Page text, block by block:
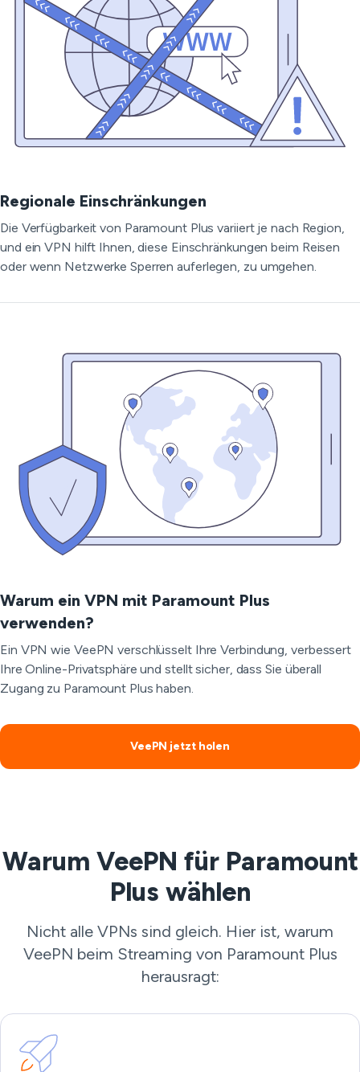
Regionale Einschränkungen
Die Verfügbarkeit von Paramount Plus variiert je nach Region,
und ein VPN hilft Ihnen, diese Einschränkungen beim Reisen
oder wenn Netzwerke Sperren auferlegen, zu umgehen.
Warum ein VPN mit Paramount Plus
verwenden?
Ein VPN wie VeePN verschlüsselt Ihre Verbindung, verbessert
Ihre Online-Privatsphäre und stellt sicher, dass Sie überall
Zugang zu Paramount Plus haben.
VeePN jetzt holen
Warum VeePN für Paramount
Plus wählen
Nicht alle VPNs sind gleich. Hier ist, warum
VeePN beim Streaming von Paramount Plus
herausragt: